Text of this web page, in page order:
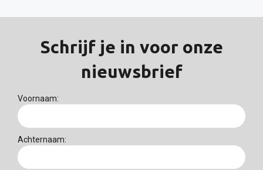
Schrijf je in voor onze
nieuwsbrief
Voornaam:
Achternaam: